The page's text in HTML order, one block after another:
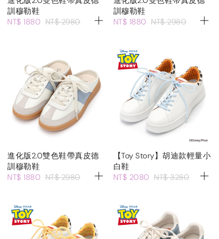
訓穆勒鞋
NT$ 1880 NT$ 2980
訓穆勒鞋
NT$ 1880 NT$ 2980
進化版2.0雙色鞋帶真皮德
訓穆勒鞋
NT$ 1880 NT$ 2980
【Toy Story】胡迪款輕量小
白鞋
NT$ 2080 NT$ 3280